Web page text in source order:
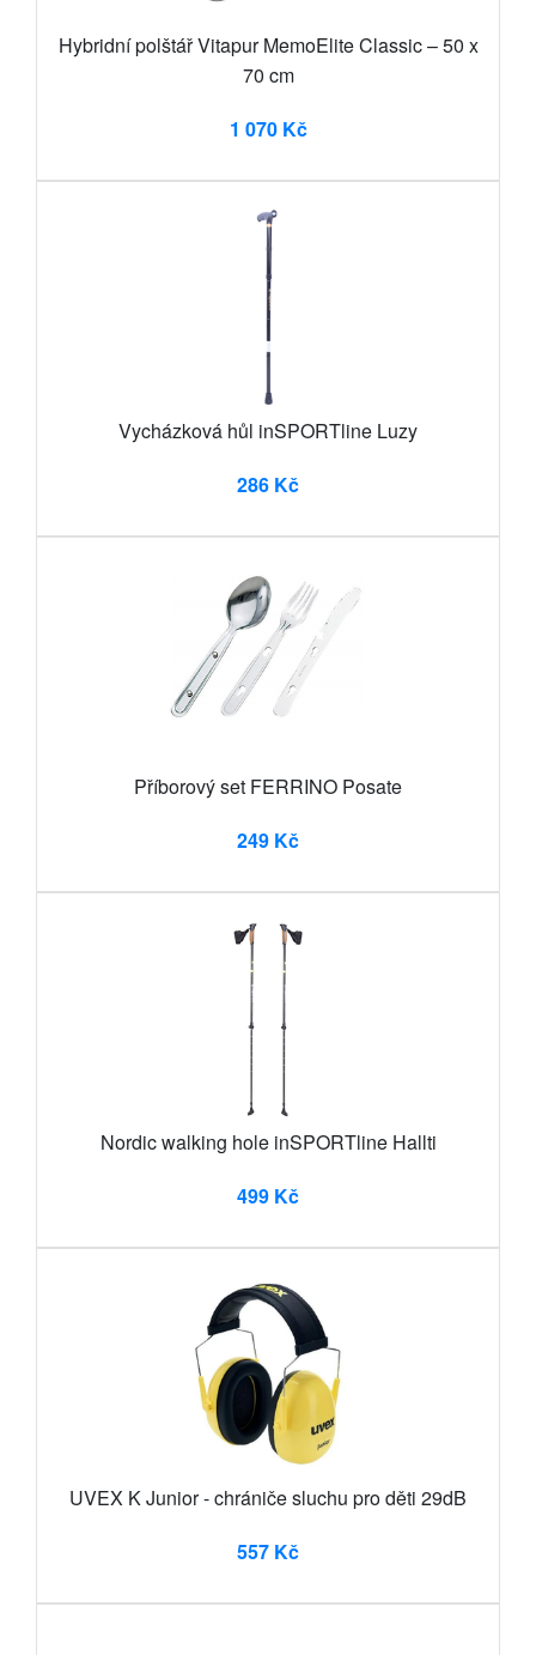
Hybridní polštář Vitapur MemoElite Classic – 50 x
70 cm
1 070 Kč
Vycházková hůl inSPORTline Luzy
286 Kč
Příborový set FERRINO Posate
249 Kč
Nordic walking hole inSPORTline Hallti
499 Kč
UVEX K Junior - chrániče sluchu pro děti 29dB
557 Kč